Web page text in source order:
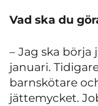
Vad ska du
– Jag ska börja
januari.
barnskötare
jättemycket.